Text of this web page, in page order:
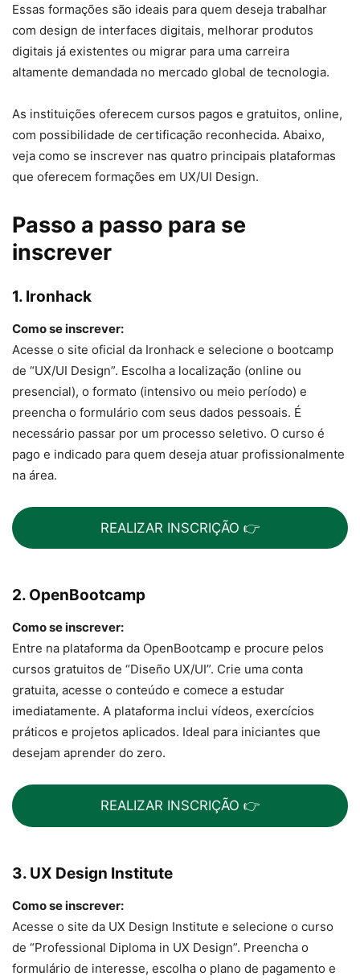
Essas formações são ideais para quem deseja trabalhar
com design de interfaces digitais, melhorar produtos
digitais já existentes ou migrar para uma carreira
altamente demandada no mercado global de tecnologia.
As instituições oferecem cursos pagos e gratuitos, online,
com possibilidade de certificação reconhecida. Abaixo,
veja como se inscrever nas quatro principais plataformas
que oferecem formações em UX/UI Design.
Passo a passo para se
inscrever
1. Ironhack
Como se inscrever:
Acesse o site oficial da Ironhack e selecione o bootcamp
de “UX/UI Design”. Escolha a localização (online ou
presencial), o formato (intensivo ou meio período) e
preencha o formulário com seus dados pessoais. É
necessário passar por um processo seletivo. O curso é
pago e indicado para quem deseja atuar profissionalmente
na área.
REALIZAR INSCRIÇÃO 👉
2. OpenBootcamp
Como se inscrever:
Entre na plataforma da OpenBootcamp e procure pelos
cursos gratuitos de “Diseño UX/UI”. Crie uma conta
gratuita, acesse o conteúdo e comece a estudar
imediatamente. A plataforma inclui vídeos, exercícios
práticos e projetos aplicados. Ideal para iniciantes que
desejam aprender do zero.
REALIZAR INSCRIÇÃO 👉
3. UX Design Institute
Como se inscrever:
Acesse o site da UX Design Institute e selecione o curso
de “Professional Diploma in UX Design”. Preencha o
formulário de interesse, escolha o plano de pagamento e